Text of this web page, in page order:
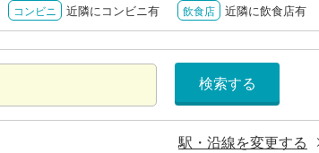
コンビニ 近隣にコンビニ有 飲食店 近隣に飲食店有
検索する
駅・沿線を変更する